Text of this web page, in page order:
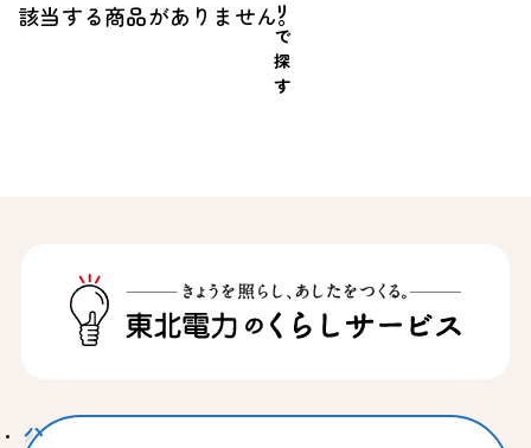
リ
で
探
す
該当する商品がありません。
ハ